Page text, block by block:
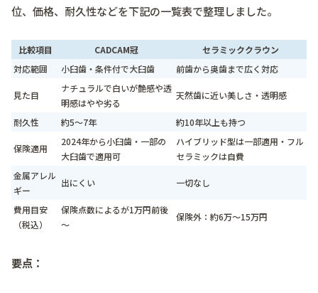
位、価格、耐久性などを下記の一覧表で整理しました。
比較項目 CADCAM冠
セラミッククラウン
対応範囲
小臼歯・条件付で大臼歯 前歯から奥歯まで広く対応
見た目
ナチュラルで白いが艶感や透
明感はやや劣る
天然歯に近い美しさ・透明感
耐久性 約5～7年 約10年以上も持つ
保険適用
2024年から小臼歯・一部の
大臼歯で適用可
ハイブリッド型は一部適用・フル
セラミックは自費
金属アレル
ギー
出にくい 一切なし
費用目安
（税込）
保険点数によるが1万円前後
～
保険外：約6万～15万円
要点：